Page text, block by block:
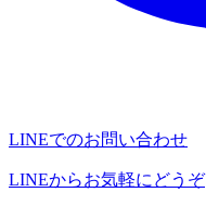
LINEでのお問い合わせ
LINEからお気軽にどうぞ